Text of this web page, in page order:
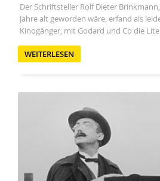
Der Schriftsteller Rolf Dieter
Jahre alt geworden wäre, erfand als
Kinogänger, mit Godard und Co die
WEITERLESEN